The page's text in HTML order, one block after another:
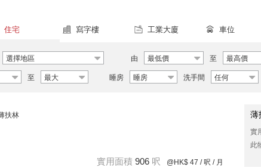
住宅 寫字樓 工業大廈 車位
選擇地區 由 最低價 至 最高價
至 最大 睡房 睡房 洗手間 任何
扶林
實用面積 906 呎 @HK$ 47 / 呎 / 月
薄
實
此